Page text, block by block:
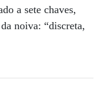
a sete chaves,
noiva: “discreta,